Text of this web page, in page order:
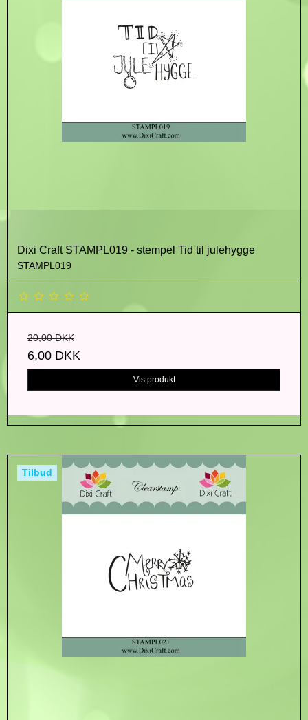
Dixi Craft STAMPL019 - stempel Tid til julehygge
STAMPL019
20,00 DKK
6,00 DKK
Vis produkt
Tilbud